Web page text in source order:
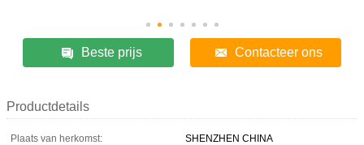
Beste prijs Contacteer ons
Productdetails
Plaats van herkomst:
SHENZHEN CHINA